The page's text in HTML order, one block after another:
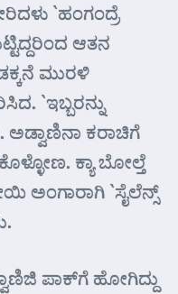
`ಹಂಗಂದ್ರೆ
ಆತನ
ಮುರಳಿ
`ಇಬ್ಬರನ್ನು
ಕರಾಚಿಗೆ
ಕ್ಯಾ ಬೋಲ್ತೆ
`ಸೈಲೆನ್ಸ್
ಪಾಕ್‌ಗೆ ಹೋಗಿದ್ದು